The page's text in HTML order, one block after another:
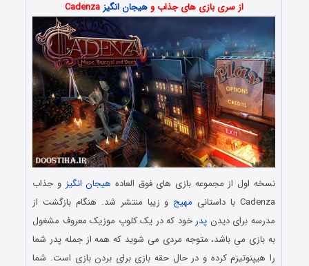
از سری بازی های جذاب وهیجان انگیز Cadenza
نسخه اول از مجموعه بازی های فوق العاده هیجان انگیز و جذاب
Cadenza با داستانی
مهیج و زیبا منتشر شد. هنگام بازگشت از
مدرسه برای دیدن پدر خود که در یک کلوپ موزیک معروف مشغول
به بازی می باشد، متوجه مردی می شوید که همه از جمله پدر شما
را هیپنوتیزم کرده و در حال حقه بازی برای بردن بازی است. شما